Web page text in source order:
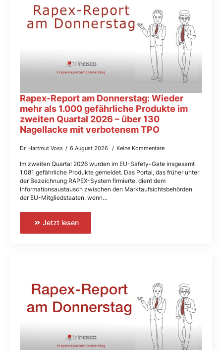
Rapex-Report am Donnerstag: Wieder
mehr als 1.000 gefährliche Produkte im
zweiten Quartal 2026 – über 130
Nagellacke mit verbotenem TPO
Dr. Hartmut Voss 6 August 2026 Keine Kommentare
Im zweiten Quartal 2026 wurden im EU-Safety-Gate insgesamt
1.081 gefährliche Produkte gemeldet. Das Portal, das früher unter
der Bezeichnung RAPEX-System firmierte, dient dem
Informationsaustausch zwischen den Marktaufsichtsbehörden
der EU-Mitgliedstaaten, wenn…
Jetzt lesen